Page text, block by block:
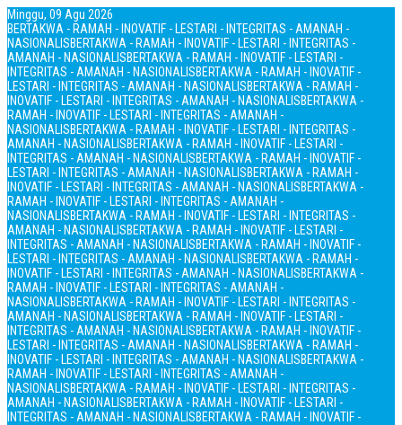
Minggu, 09 Agu 2026
BERTAKWA - RAMAH - INOVATIF - LESTARI - INTEGRITAS - AMANAH -
NASIONALISBERTAKWA - RAMAH - INOVATIF - LESTARI - INTEGRITAS -
AMANAH - NASIONALISBERTAKWA - RAMAH - INOVATIF - LESTARI -
INTEGRITAS - AMANAH - NASIONALISBERTAKWA - RAMAH - INOVATIF -
LESTARI - INTEGRITAS - AMANAH - NASIONALISBERTAKWA - RAMAH -
INOVATIF - LESTARI - INTEGRITAS - AMANAH - NASIONALISBERTAKWA -
RAMAH - INOVATIF - LESTARI - INTEGRITAS - AMANAH -
NASIONALISBERTAKWA - RAMAH - INOVATIF - LESTARI - INTEGRITAS -
AMANAH - NASIONALISBERTAKWA - RAMAH - INOVATIF - LESTARI -
INTEGRITAS - AMANAH - NASIONALISBERTAKWA - RAMAH - INOVATIF -
LESTARI - INTEGRITAS - AMANAH - NASIONALISBERTAKWA - RAMAH -
INOVATIF - LESTARI - INTEGRITAS - AMANAH - NASIONALISBERTAKWA -
RAMAH - INOVATIF - LESTARI - INTEGRITAS - AMANAH -
NASIONALISBERTAKWA - RAMAH - INOVATIF - LESTARI - INTEGRITAS -
AMANAH - NASIONALISBERTAKWA - RAMAH - INOVATIF - LESTARI -
INTEGRITAS - AMANAH - NASIONALISBERTAKWA - RAMAH - INOVATIF -
LESTARI - INTEGRITAS - AMANAH - NASIONALISBERTAKWA - RAMAH -
INOVATIF - LESTARI - INTEGRITAS - AMANAH - NASIONALISBERTAKWA -
RAMAH - INOVATIF - LESTARI - INTEGRITAS - AMANAH -
NASIONALISBERTAKWA - RAMAH - INOVATIF - LESTARI - INTEGRITAS -
AMANAH - NASIONALISBERTAKWA - RAMAH - INOVATIF - LESTARI -
INTEGRITAS - AMANAH - NASIONALISBERTAKWA - RAMAH - INOVATIF -
LESTARI - INTEGRITAS - AMANAH - NASIONALISBERTAKWA - RAMAH -
INOVATIF - LESTARI - INTEGRITAS - AMANAH - NASIONALISBERTAKWA -
RAMAH - INOVATIF - LESTARI - INTEGRITAS - AMANAH -
NASIONALISBERTAKWA - RAMAH - INOVATIF - LESTARI - INTEGRITAS -
AMANAH - NASIONALISBERTAKWA - RAMAH - INOVATIF - LESTARI -
INTEGRITAS - AMANAH - NASIONALISBERTAKWA - RAMAH - INOVATIF -